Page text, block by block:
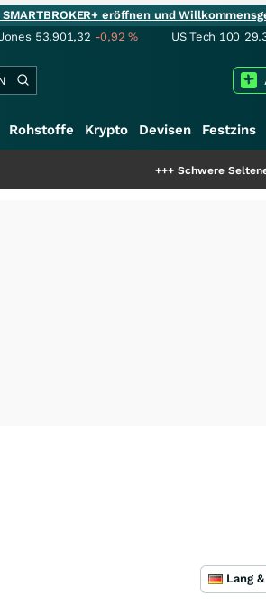
eröffnen und
53.901,32 -0,92% US Tech 100
Rohstoffe Krypto Devisen Festzins
Schwere Seltene Erden:
Lang